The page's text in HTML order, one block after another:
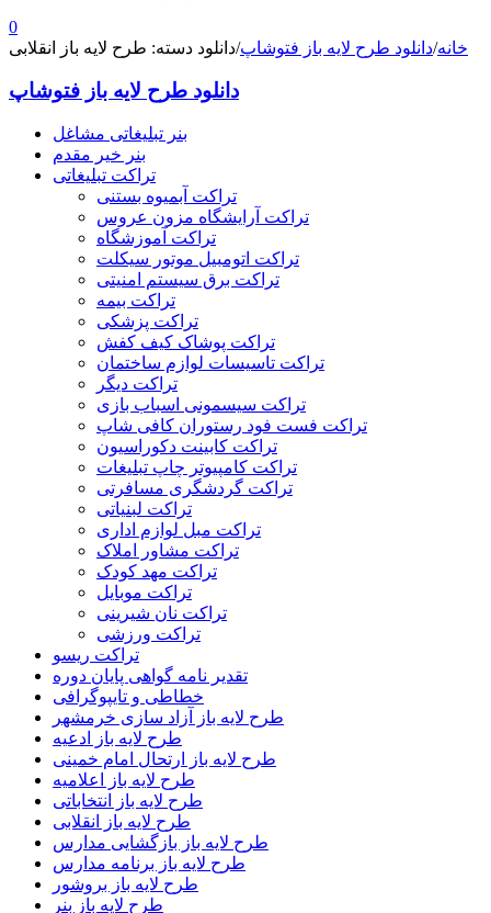
0
خانه/دانلود طرح لایه باز فتوشاپ/دانلود دسته: طرح لایه باز انقلابی
دانلود طرح لایه باز فتوشاپ
بنر تبلیغاتی مشاغل
بنر خیر مقدم
تراکت تبلیغاتی
تراکت آبمیوه بستنی
تراکت آرایشگاه مزون عروس
تراکت آموزشگاه
تراکت اتومبیل موتور سیکلت
تراکت برق سیستم امنیتی
تراکت بیمه
تراکت پزشکی
تراکت پوشاک کیف کفش
تراکت تاسیسات لوازم ساختمان
تراکت دیگر
تراکت سیسمونی اسباب بازی
تراکت فست فود رستوران کافی شاپ
تراکت کابینت دکوراسیون
تراکت کامپیوتر چاپ تبلیغات
تراکت گردشگری مسافرتی
تراکت لبنیاتی
تراکت مبل لوازم اداری
تراکت مشاور املاک
تراکت مهد کودک
تراکت موبایل
تراکت نان شیرینی
تراکت ورزشی
تراکت ریسو
تقدیر نامه گواهی پایان دوره
خطاطی و تایپوگرافی
طرح لایه باز آزاد سازی خرمشهر
طرح لایه باز ادعیه
طرح لایه باز ارتحال امام خمینی
طرح لایه باز اعلامیه
طرح لایه باز انتخاباتی
طرح لایه باز انقلابی
طرح لایه باز بازگشایی مدارس
طرح لایه باز برنامه مدارس
طرح لایه باز بروشور
طرح لایه باز بنر